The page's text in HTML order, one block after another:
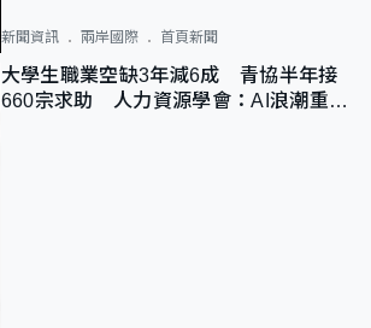
新聞資訊 兩岸國際 首頁新聞
大學生職業空缺3年減6成 青協半年接
660宗求助 人力資源學會：AI浪潮重整